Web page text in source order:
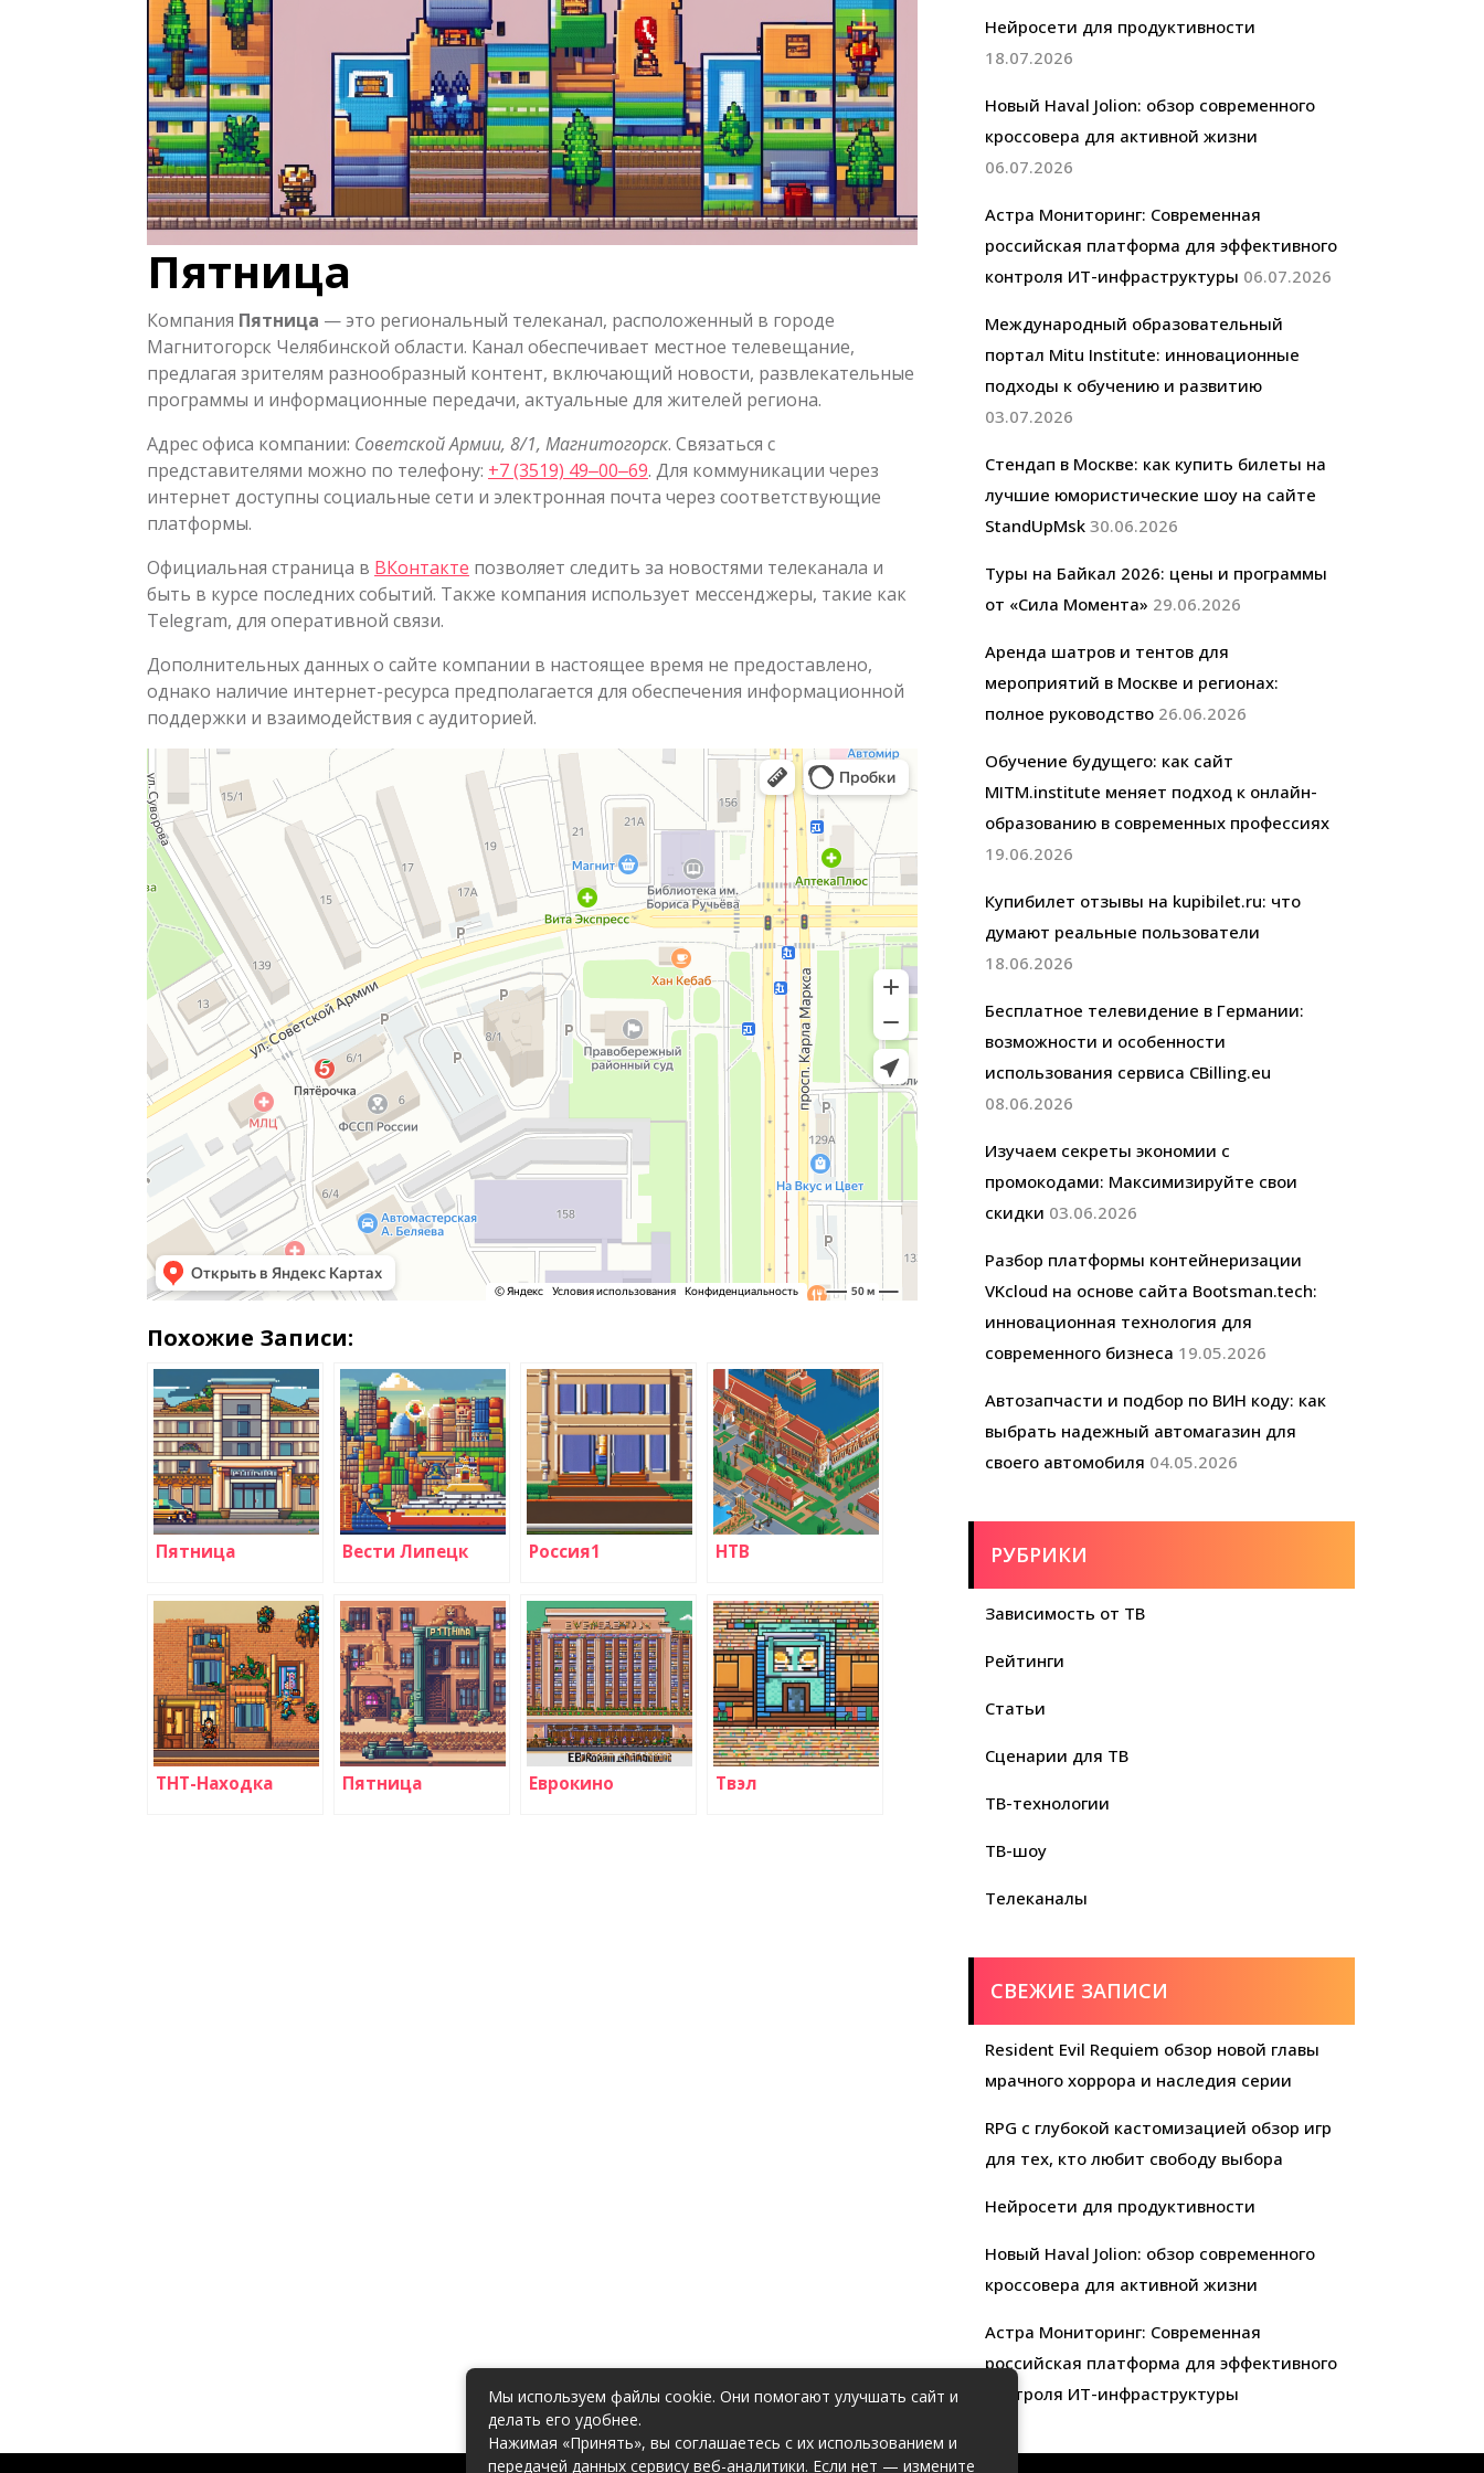
Пятница
Компания Пятница — это региональный телеканал, расположенный в городе
Магнитогорск Челябинской области. Канал обеспечивает местное телевещание,
предлагая зрителям разнообразный контент, включающий новости, развлекательные
программы и информационные передачи, актуальные для жителей региона.
Адрес офиса компании: Советской Армии, 8/1, Магнитогорск. Связаться с
представителями можно по телефону: +7 (3519) 49‒00‒69. Для коммуникации через
интернет доступны социальные сети и электронная почта через соответствующие
платформы.
Официальная страница в ВКонтакте позволяет следить за новостями телеканала и
быть в курсе последних событий. Также компания использует мессенджеры, такие как
Telegram, для оперативной связи.
Дополнительных данных о сайте компании в настоящее время не предоставлено,
однако наличие интернет-ресурса предполагается для обеспечения информационной
поддержки и взаимодействия с аудиторией.
Похожие Записи:
Пятница Вести Липецк Россия1 НТВ
ТНТ-Находка Пятница Еврокино Твэл
Нейросети для продуктивности
18.07.2026
Новый Haval Jolion: обзор современного
кроссовера для активной жизни
06.07.2026
Астра Мониторинг: Современная
российская платформа для эффективного
контроля ИТ-инфраструктуры 06.07.2026
Международный образовательный
портал Mitu Institute: инновационные
подходы к обучению и развитию
03.07.2026
Стендап в Москве: как купить билеты на
лучшие юмористические шоу на сайте
StandUpMsk 30.06.2026
Туры на Байкал 2026: цены и программы
от «Сила Момента» 29.06.2026
Аренда шатров и тентов для
мероприятий в Москве и регионах:
полное руководство 26.06.2026
Обучение будущего: как сайт
MITM.institute меняет подход к онлайн-
образованию в современных профессиях
19.06.2026
Купибилет отзывы на kupibilet.ru: что
думают реальные пользователи
18.06.2026
Бесплатное телевидение в Германии:
возможности и особенности
использования сервиса CBilling.eu
08.06.2026
Изучаем секреты экономии с
промокодами: Максимизируйте свои
скидки 03.06.2026
Разбор платформы контейнеризации
VKcloud на основе сайта Bootsman.tech:
инновационная технология для
современного бизнеса 19.05.2026
Автозапчасти и подбор по ВИН коду: как
выбрать надежный автомагазин для
своего автомобиля 04.05.2026
РУБРИКИ
Зависимость от ТВ
Рейтинги
Статьи
Сценарии для ТВ
ТВ-технологии
ТВ-шоу
Телеканалы
СВЕЖИЕ ЗАПИСИ
Resident Evil Requiem обзор новой главы
мрачного хоррора и наследия серии
RPG с глубокой кастомизацией обзор игр
для тех, кто любит свободу выбора
Нейросети для продуктивности
Новый Haval Jolion: обзор современного
кроссовера для активной жизни
Астра Мониторинг: Современная
российская платформа для эффективного
контроля ИТ-инфраструктуры
Мы используем файлы cookie. Они помогают улучшать сайт и
делать его удобнее.
Нажимая «Принять», вы соглашаетесь с их использованием и
передачей данных сервису веб-аналитики. Если нет — измените